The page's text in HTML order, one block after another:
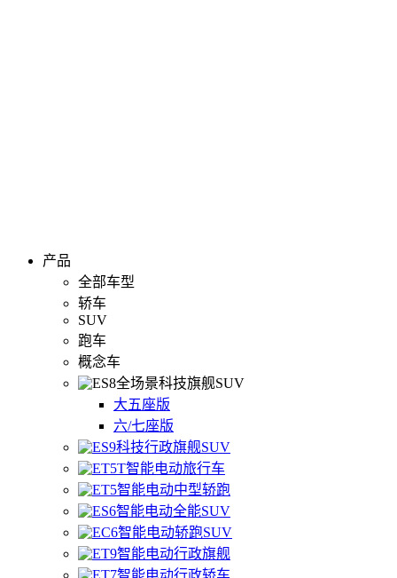
产品
全部车型
轿车
SUV
跑车
概念车
全场景科技旗舰SUV
大五座版
六/七座版
科技行政旗舰SUV
智能电动旅行车
智能电动中型轿跑
智能电动全能SUV
智能电动轿跑SUV
智能电动行政旗舰
智能电动行政轿车